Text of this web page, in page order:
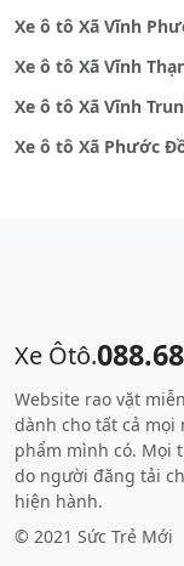
Xe ô tô Xã Vĩnh
Xe ô tô Xã Vĩnh
Xe ô tô Xã Vĩnh
Xe ô tô Xã Phước
Xe Ôtô.
Website rao vặt
dành cho tất cả
phẩm mình có. Mọi
do người đăng tải
hiện hành.
© 2021 Sức Trẻ Mới